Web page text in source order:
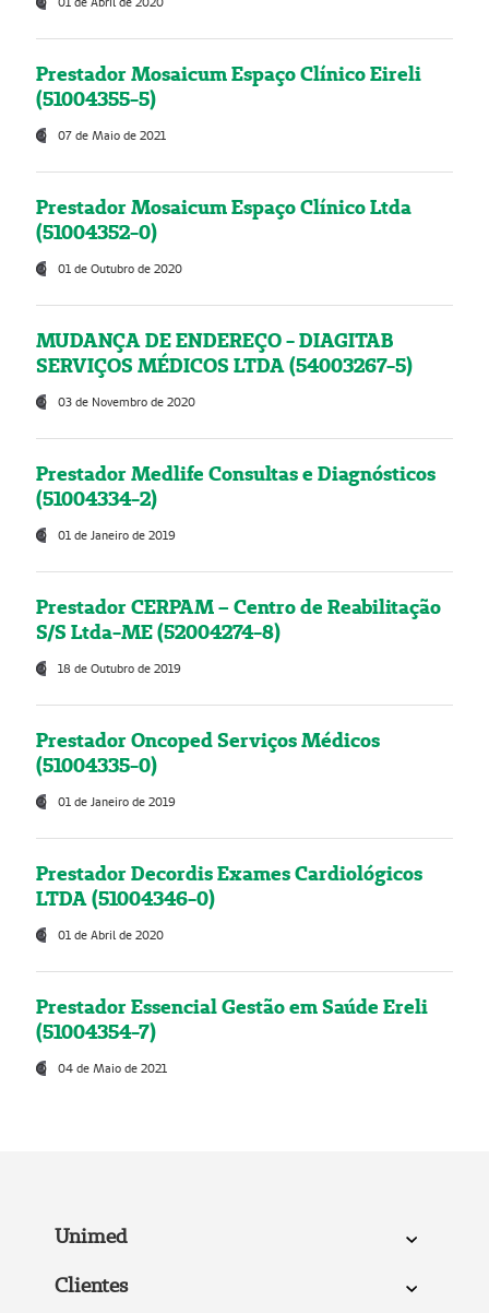
Prestador Mosaicum Espaço Clínico Eireli
(51004355-5)
07 de Maio de 2021
Prestador Mosaicum Espaço Clínico Ltda
(51004352-0)
01 de Outubro de 2020
MUDANÇA DE ENDEREÇO - DIAGITAB
SERVIÇOS MÉDICOS LTDA (54003267-5)
03 de Novembro de 2020
Prestador Medlife Consultas e Diagnósticos
(51004334-2)
01 de Janeiro de 2019
Prestador CERPAM – Centro de Reabilitação
S/S Ltda-ME (52004274-8)
18 de Outubro de 2019
Prestador Oncoped Serviços Médicos
(51004335-0)
01 de Janeiro de 2019
Prestador Decordis Exames Cardiológicos
LTDA (51004346-0)
01 de Abril de 2020
Prestador Essencial Gestão em Saúde Ereli
(51004354-7)
04 de Maio de 2021
Unimed
Clientes